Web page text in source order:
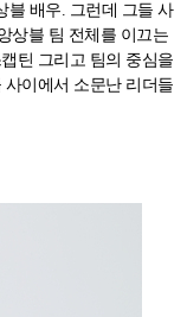
블 배우. 그런데 그들 사
상블 팀 전체를 이끄는
틴 그리고 팀의 중심을
이에서 소문난 리더들